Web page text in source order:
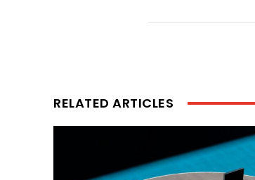
RELATED ARTICLES